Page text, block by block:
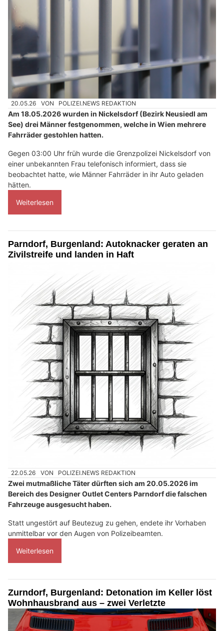
20.05.26 VON POLIZEI.NEWS REDAKTION
Am 18.05.2026 wurden in Nickelsdorf (Bezirk Neusiedl am
See) drei Männer festgenommen, welche in Wien mehrere
Fahrräder gestohlen hatten.
Gegen 03:00 Uhr früh wurde die Grenzpolizei Nickelsdorf von
einer unbekannten Frau telefonisch informiert, dass sie
beobachtet hatte, wie Männer Fahrräder in ihr Auto geladen
hätten.
Weiterlesen
Parndorf, Burgenland: Autoknacker geraten an
Zivilstreife und landen in Haft
22.05.26 VON POLIZEI.NEWS REDAKTION
Zwei mutmaßliche Täter dürften sich am 20.05.2026 im
Bereich des Designer Outlet Centers Parndorf die falschen
Fahrzeuge ausgesucht haben.
Statt ungestört auf Beutezug zu gehen, endete ihr Vorhaben
unmittelbar vor den Augen von Polizeibeamten.
Weiterlesen
Zurndorf, Burgenland: Detonation im Keller löst
Wohnhausbrand aus – zwei Verletzte